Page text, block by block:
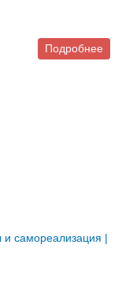
Подробнее
самореализация |